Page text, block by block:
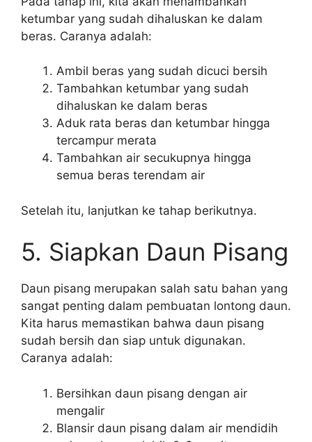
ketumbar yang sudah dihaluskan ke dalam
beras. Caranya adalah:
Ambil beras yang sudah dicuci bersih
Tambahkan ketumbar yang sudah
dihaluskan ke dalam beras
Aduk rata beras dan ketumbar hingga
tercampur merata
Tambahkan air secukupnya hingga
semua beras terendam air
Setelah itu, lanjutkan ke tahap berikutnya.
5. Siapkan Daun Pisang
Daun pisang merupakan salah satu bahan yang
sangat penting dalam pembuatan lontong daun.
Kita harus memastikan bahwa daun pisang
sudah bersih dan siap untuk digunakan.
Caranya adalah:
Bersihkan daun pisang dengan air
mengalir
Blansir daun pisang dalam air mendidih